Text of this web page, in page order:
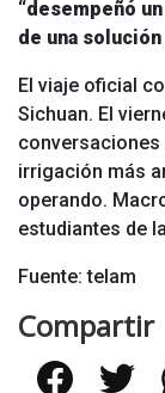
“desempeñó
de una
El viaje oficial
Sichuan. El
conversaciones
irrigación más
operando.
estudiantes de
Fuente: telam
Compartir